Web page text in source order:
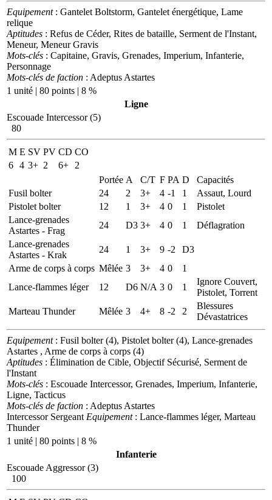
Equipement: Gantelet Boltstorm, Gantelet énergétique, Lame
relique
Aptitudes : Refus de Céder, Rites de bataille, Serment de l'Instant,
Meneur, Meneur Gravis
Mots-clés : Capitaine, Gravis, Grenades, Imperium, Infanterie,
Personnage
Mots-clés de faction : Adeptus Astartes
1 unité | 80 points | 8 %
Ligne
Escouade Intercessor (5)
80
M E SV PV CD CO
6 4 3+ 2 6+
2
Portée A C/T F PA D
Capacités
Fusil bolter
24 2 3+ 4 -1 1
Assaut, Lourd
Pistolet bolter
12 1 3+ 4 0 1
Pistolet
Lance-grenades
Astartes - Frag
24 D3 3+ 4 0 1
Déflagration
Lance-grenades
Astartes - Krak
24 1 3+ 9 -2
D3
Arme de corps à corps Mêlée 3 3+ 4 0
1
Lance-flammes léger
12 D6 N/A 3 0 1
Ignore Couvert,
Pistolet, Torrent
Marteau Thunder
Mêlée 3 4+ 8 -2 2
Blessures
Dévastatrices
Equipement: Fusil bolter (4), Pistolet bolter (4), Lance-grenades
Astartes , Arme de corps à corps (4)
Aptitudes : Élimination de Cible, Objectif Sécurisé, Serment de
l'Instant
Mots-clés : Escouade Intercessor, Grenades, Imperium, Infanterie,
Ligne, Tacticus
Mots-clés de faction : Adeptus Astartes
Intercessor Sergeant Equipement: Lance-flammes léger, Marteau
Thunder
1 unité | 80 points | 8 %
Infanterie
Escouade Aggressor (3)
100